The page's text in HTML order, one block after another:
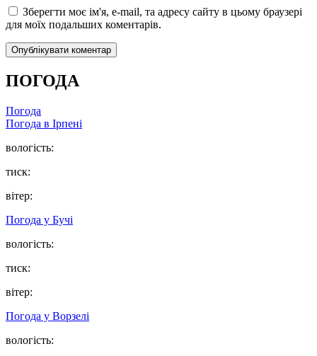
Зберегти моє ім'я, e-mail, та адресу сайту в цьому браузері
для моїх подальших коментарів.
ПОГОДА
Погода
Погода в Ірпені
вологість:
тиск:
вітер:
Погода у Бучі
вологість:
тиск:
вітер:
Погода у Ворзелі
вологість: